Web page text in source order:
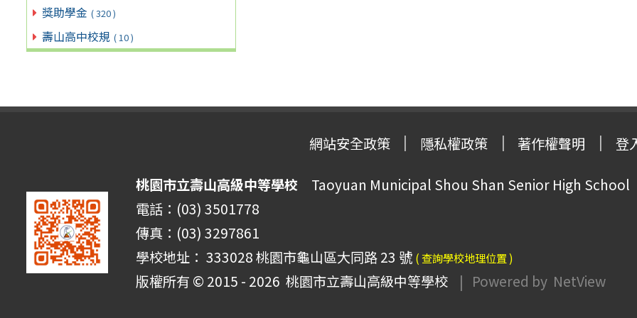
獎助學金 ( 320 )
壽山高中校規 ( 10 )
網站安全政策 隱私權政策 著作權聲明 登
桃園市立壽山高級中等學校 Taoyuan Municipal Shou Shan Senior High School
電話：(03) 3501778
傳真：(03) 3297861
學校地址： 333028 桃園市龜山區大同路 23 號 ( 查詢學校地理位置 )
版權所有 © 2015 - 2026 桃園市立壽山高級中等學校 | Powered by NetView